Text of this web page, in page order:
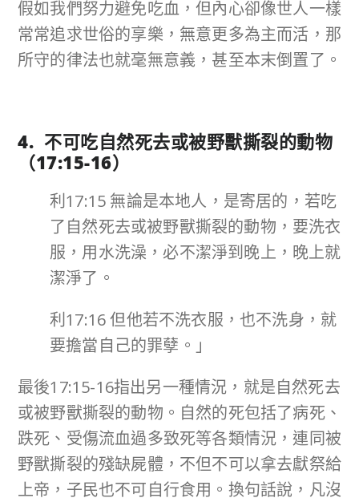
假如我們努力避免吃血，但內心卻像世人一樣
常常追求世俗的享樂，無意更多為主而活，那
所守的律法也就毫無意義，甚至本末倒置了。
4. 不可吃自然死去或被野獸撕裂的動物
（17:15-16）
利17:15 無論是本地人，是寄居的，若吃
了自然死去或被野獸撕裂的動物，要洗衣
服，用水洗澡，必不潔淨到晚上，晚上就
潔淨了。
利17:16 但他若不洗衣服，也不洗身，就
要擔當自己的罪孽。」
最後17:15-16指出另一種情況，就是自然死去
或被野獸撕裂的動物。自然的死包括了病死、
跌死、受傷流血過多致死等各類情況，連同被
野獸撕裂的殘缺屍體，不但不可以拿去獻祭給
上帝，子民也不可自行食用。換句話說，凡沒